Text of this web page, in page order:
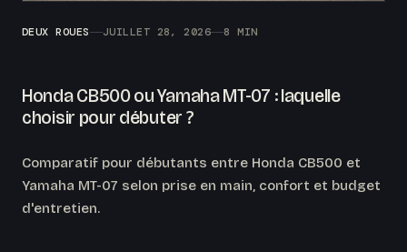
DEUX ROUES JUILLET 28, 2026 8 MIN
Honda CB500 ou Yamaha MT-07 : laquelle
choisir pour débuter ?
Comparatif pour débutants entre Honda CB500 et
Yamaha MT-07 selon prise en main, confort et budget
d'entretien.